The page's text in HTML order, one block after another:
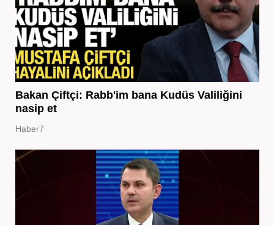
Bakan Çiftçi: Rabb'im bana Kudüs Valiliğini
nasip et
Haber7